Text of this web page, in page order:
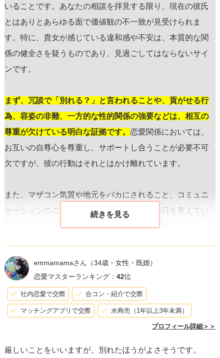
いることです。あなたの相談を拝見する限り、現在の彼氏
とはありとあらゆる面で価値観の不一致が見受けられま
す。特に、貴女が感じている違和感や不安は、本質的な関
係の健全さを疑うものであり、見過ごしてはならないサイ
ンです。
まず、冗談で「別れる？」と言われることや、貢がせる行
為、容姿の非難、一方的な性的関係の強要などは、相互の
尊重が欠けている明白な証拠です。 恋愛関係においては、
お互いの自尊心を尊重し、サポートし合うことが必要不可
欠ですが、彼の行動はそれとはかけ離れています。
また、マザコン気質や地元をバカにされること、コミュニ
ケーションのニーズの不一致、さらには記念日を覚えてい
ないなどは、あなたへの敬意や関心の欠如を示していま
し、彼の将来性や稀に見せる優しさに魅力を感じるのも理
解できます。しかし、それらが恋愛関係の基礎のすべてを
代替するものではありません。
相手が学生であろうと、医学生であろうと、そのような事
す。あなたが感じる不満や不安は、あなたの幸せを妨げる
emmamamaさん （34歳・女性・既婚）
恋愛マスターランキング： 42位
社内恋愛で交際 合コン・紹介で交際
マッチングアプリで交際 水商売（1年以上3年未満）
プロフィール詳細＞＞
厳しいことをいいますが、別れたほうがよさそうです。